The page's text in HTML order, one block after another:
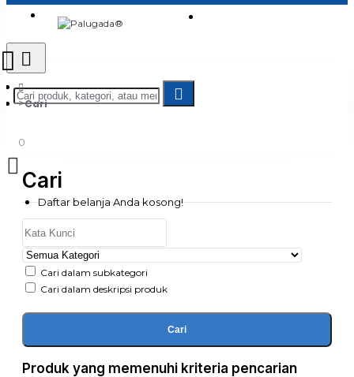
0
Daftar belanja Anda kosong!
Cari
Cari
Cari dalam subkategori
Cari dalam deskripsi produk
Cari
Produk yang memenuhi kriteria pencarian